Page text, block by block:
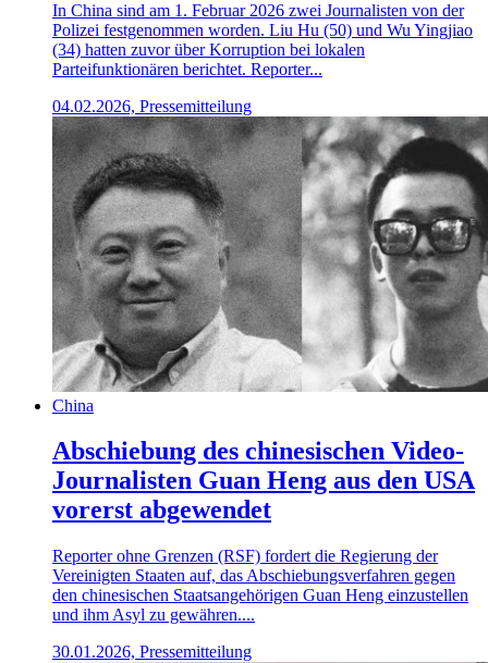
In China sind am 1. Februar 2026 zwei Journalisten von der
Polizei festgenommen worden. Liu Hu (50) und Wu Yingjiao
(34) hatten zuvor über Korruption bei lokalen
Parteifunktionären berichtet. Reporter...
04.02.2026, Pressemitteilung
China
Abschiebung des chinesischen Video-
Journalisten Guan Heng aus den USA
vorerst abgewendet
Reporter ohne Grenzen (RSF) fordert die Regierung der
Vereinigten Staaten auf, das Abschiebungsverfahren gegen
den chinesischen Staatsangehörigen Guan Heng einzustellen
und ihm Asyl zu gewähren....
30.01.2026, Pressemitteilung